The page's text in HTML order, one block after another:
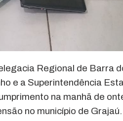
Regional de Barra
e a Superintendência
na manhã de
no município de Grajaú.